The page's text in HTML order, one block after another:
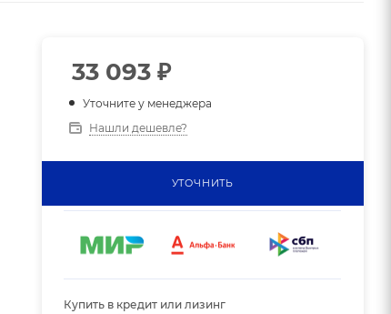
33 093₽
Уточните у менеджера
Нашли дешевле?
УТОЧНИТЬ
Купить в кредит или лизинг